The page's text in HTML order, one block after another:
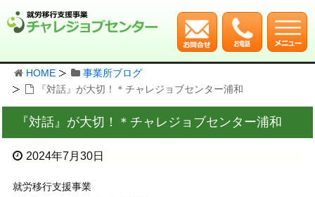
HOME
事業所ブログ
『対話』が大切！＊チャレジョブセンター浦和
『対話』が大切！＊チャレジョブセンター浦和
2024年7月30日
就労移行支援事業